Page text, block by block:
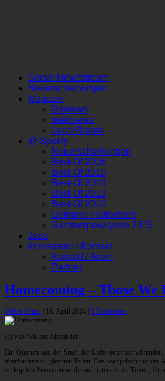
Social Newsstream
Neuerscheinungen
Magazin
Reviews
Interviews
Local Bands
@ Spotify
Neuerscheinungen
Best-Of 2016
Best-Of 2015
Best-Of 2014
Best-Of 2013
Best-Of 2012
Demonic Halloween
Summerpokalypse 2015
Jobs
Impressum / Kontakt
Kontakt / Team
Partner
Homecoming – Those We
Walter Kraus 16. April 2024 0 Comments
(c) Fab William Alexander
Ein Quartett aus der Stadt der Liebe setzt mit
überforderte zu gleichen Teilen. Das war jedoch nur der
verkopften Präsentation, die sich intensiv mit Trauer,